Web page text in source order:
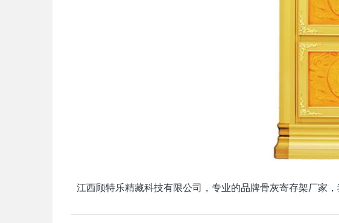
江西顾特乐精藏科技有限公司，专业的品牌骨灰寄存架厂家